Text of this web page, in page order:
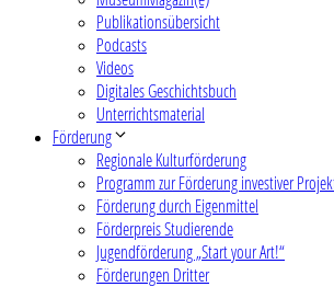
Publikationsübersicht
Podcasts
Videos
Digitales Geschichtsbuch
Unterrichtsmaterial
Förderung
Regionale Kulturförderung
Programm zur Förderung investiver
Förderung durch Eigenmittel
Förderpreis Studierende
Jugendförderung „Start your Art!“
Förderungen Dritter